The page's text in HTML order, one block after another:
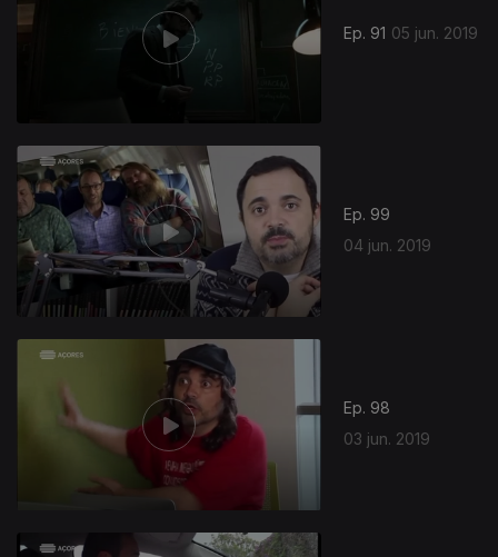
Ep. 91 05 jun. 2019
Ep. 99
04 jun. 2019
Ep. 98
03 jun. 2019